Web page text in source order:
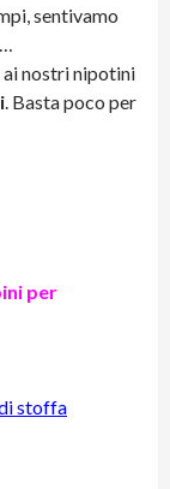
sentivamo
ai nostri nipotini
. Basta poco per
per
stoffa